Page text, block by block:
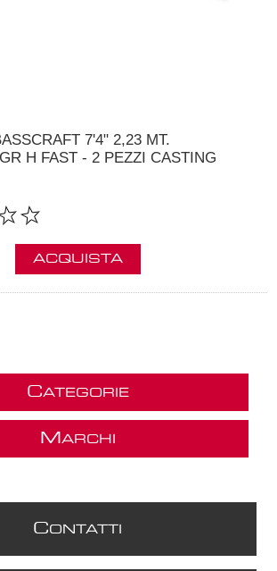
7'4" 2,23 MT.
H FAST - 2 PEZZI CASTING
ACQUISTA
CATEGORIE
M ARCHI
CONTATTI